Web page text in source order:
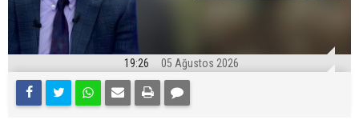
19:26 05 Ağustos 2026